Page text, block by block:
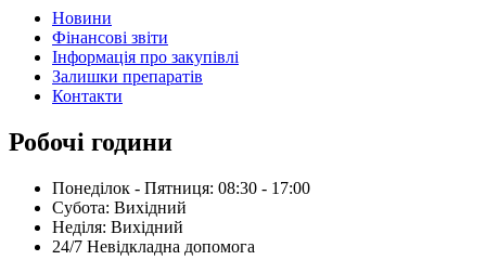
Новини
Фінансові звіти
Інформація про закупівлі
Залишки препаратів
Контакти
Робочі години
Понеділок - Пятниця: 08:30 - 17:00
Субота: Вихідний
Нeділя: Вихідний
24/7 Невідкладна допомога